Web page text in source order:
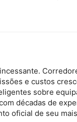
e custos
sobre
décadas de
oficial de seu